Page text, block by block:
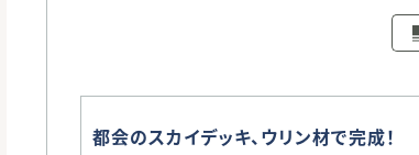
都会のスカイデッキ、ウリン材で完成！